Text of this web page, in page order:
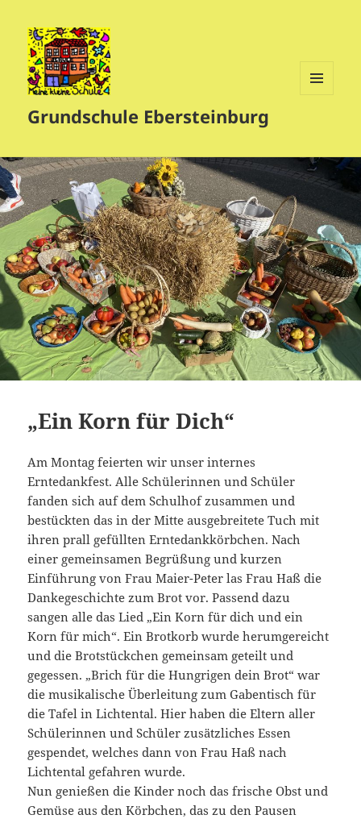
Grundschule Ebersteinburg
„Ein Korn für Dich“
Am Montag feierten wir unser internes
Erntedankfest. Alle Schülerinnen und Schüler
fanden sich auf dem Schulhof zusammen und
bestückten das in der Mitte ausgebreitete Tuch mit
ihren prall gefüllten Erntedankkörbchen. Nach
einer gemeinsamen Begrüßung und kurzen
Einführung von Frau Maier-Peter las Frau Haß die
Dankegeschichte zum Brot vor. Passend dazu
sangen alle das Lied „Ein Korn für dich und ein
Korn für mich“. Ein Brotkorb wurde herumgereicht
und die Brotstückchen gemeinsam geteilt und
gegessen. „Brich für die Hungrigen dein Brot“ war
die musikalische Überleitung zum Gabentisch für
die Tafel in Lichtental. Hier haben die Eltern aller
Schülerinnen und Schüler zusätzliches Essen
gespendet, welches dann von Frau Haß nach
Lichtental gefahren wurde.
Nun genießen die Kinder noch das frische Obst und
Gemüse aus den Körbchen, das zu den Pausen